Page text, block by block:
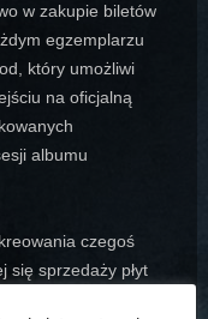
w zakupie biletów
egzemplarzu
który umożliwi
na oficjalną
albumu
czegoś
się sprzedaży płyt